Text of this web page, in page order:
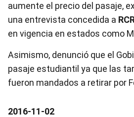
aumente el precio del pasaje,
una entrevista concedida a
en vigencia en estados como
Asimismo, denunció que el
pasaje estudiantil ya que las
fueron mandados a retirar por
2016-11-02